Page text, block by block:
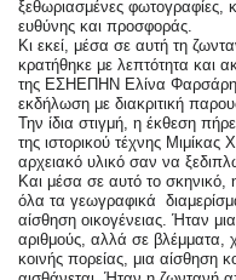
ξεθωριασμένες φωτογραφίες,
ευθύνης και προσφοράς.
Κι εκεί, μέσα σε αυτή τη
κρατήθηκε με λεπτότητα και
της ΕΣΗΕΠΗΝ Ελίνα Φαρσάρη,
εκδήλωση με διακριτική
Την ίδια στιγμή, η έκθεση
της ιστορικού τέχνης
αρχειακό υλικό σαν να
Και μέσα σε αυτό το
όλα τα γεωγραφικά
αίσθηση οικογένειας. Ήταν
αριθμούς, αλλά σε βλέμματα,
κοινής πορείας, μια αίσθηση